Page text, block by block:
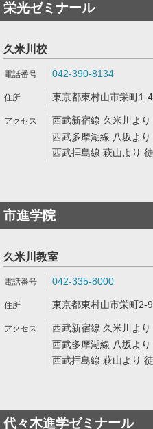
栄光ゼミナール
久米川校
042-390-8134
東京都東村山市栄町1-
西武新宿線 久米川よ
西武多摩湖線 八坂よ
西武拝島線 萩山より
市進学院
久米川教室
042-335-8000
東京都東村山市栄町2-
西武新宿線 久米川よ
西武多摩湖線 八坂よ
西武拝島線 萩山より
代々木進学ゼミナール